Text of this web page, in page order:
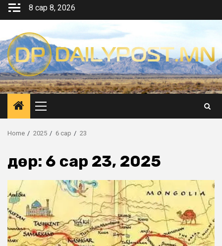
Skip
8 сар 8, 2026
Primary
Menu
Home 2025 6 сар 23
Өдөр: 6 сар 23, 2025